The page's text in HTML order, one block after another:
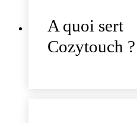
A quoi sert
Cozytouch ?